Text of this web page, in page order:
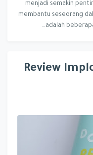
menjadi semakin
membantu seseorang
adalah
Review